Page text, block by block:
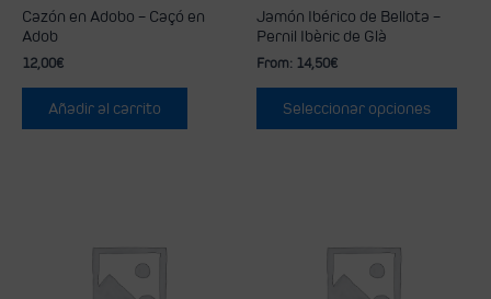
Cazón en Adobo – Caçó en
Adob
12,00€
Añadir al carrito
Jamón Ibérico de Bellota –
Pernil Ibèric de Glà
From: 14,50€
Seleccionar opciones